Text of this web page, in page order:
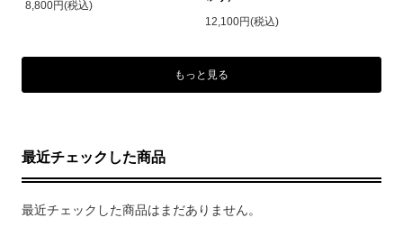
8,800円(税込)
12,100円(税込)
もっと見る
最近チェックした商品
最近チェックした商品はまだありません。